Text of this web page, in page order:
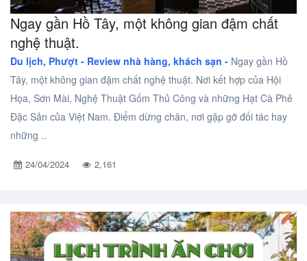
Ngay gần Hồ Tây, một không gian đậm chất
nghệ thuật.
Du lịch, Phượt - Review nhà hàng, khách sạn - Ngay gần Hồ
Tây, một không gian đậm chất nghệ thuật. Nơi kết hợp của Hội
Họa, Sơn Mài, Nghệ Thuật Gốm Thủ Công và những Hạt Cà Phê
Đặc Sản của Việt Nam. Điểm dừng chân, nơi gặp gỡ đối tác hay
những ..
24/04/2024 2,161